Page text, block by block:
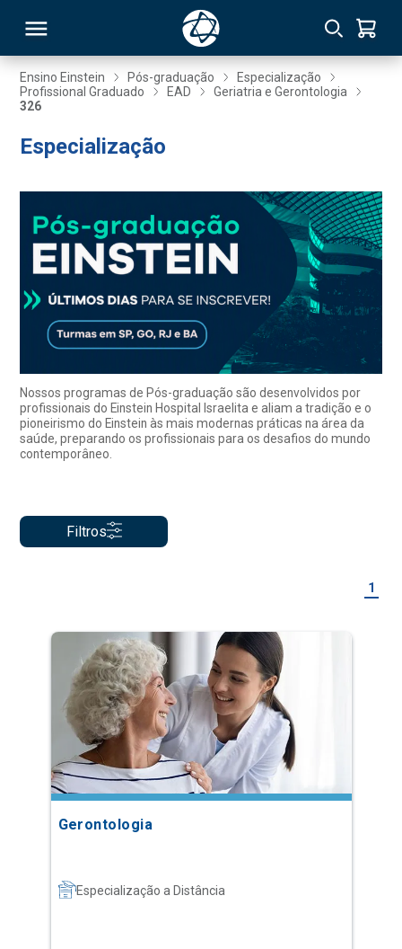
Ensino Einstein Pós-graduação
Especialização
Profissional Graduado
EAD
Geriatria e Gerontologia
326
Especialização
Nossos programas de Pós-graduação são desenvolvidos por
profissionais do Einstein Hospital Israelita e aliam a tradição e o
pioneirismo do Einstein às mais modernas práticas na área da
saúde, preparando os profissionais para os desafios do mundo
contemporâneo.
Filtros
1
Gerontologia
Especialização a Distância